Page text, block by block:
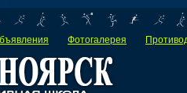
Фотогалерея